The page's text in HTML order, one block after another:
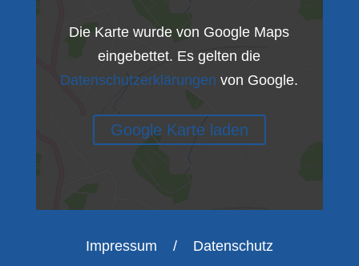
Die Karte wurde von Google Maps
eingebettet. Es gelten die
Datenschutzerklärungen von Google.
Google Karte laden
Impressum / Datenschutz